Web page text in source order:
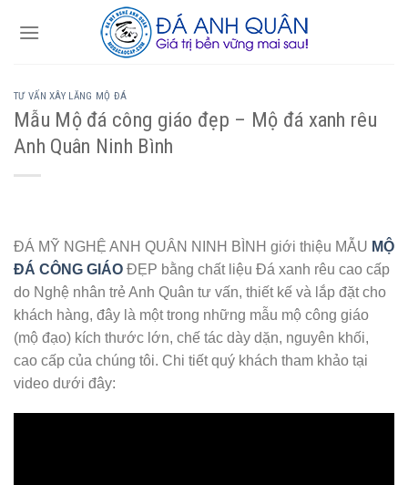
TƯ VẤN XÂY LĂNG MỘ ĐÁ
Mẫu Mộ đá công giáo đẹp – Mộ đá xanh rêu
Anh Quân Ninh Bình
ĐÁ MỸ NGHỆ ANH QUÂN NINH BÌNH giới thiệu MẪU MỘ
ĐÁ CÔNG GIÁO ĐẸP bằng chất liệu Đá xanh rêu cao cấp
do Nghệ nhân trẻ Anh Quân tư vấn, thiết kế và lắp đặt cho
khách hàng, đây là một trong những mẫu mộ công giáo
(mộ đạo) kích thước lớn, chế tác dày dặn, nguyên khối,
cao cấp của chúng tôi. Chi tiết quý khách tham khảo tại
video dưới đây: